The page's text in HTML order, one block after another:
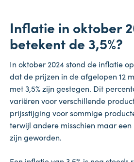
Inflatie in oktober
betekent de 3,5%?
In oktober 2024 stond de inflatie
dat de prijzen in de afgelopen 12
met 3,5% zijn gestegen. Dit
variëren voor verschillende
prijsstijging voor sommige
terwijl andere misschien maar
zijn geworden.